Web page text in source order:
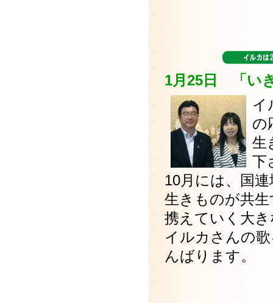
1月25日 「い
イ
の
生
下
10月には、国
生きものが共
携えていく大
イルカさんの
んばります。